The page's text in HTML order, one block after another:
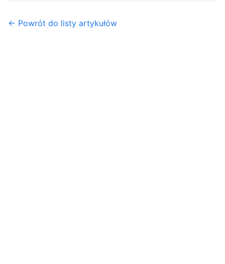
← Powrót do listy artykułów